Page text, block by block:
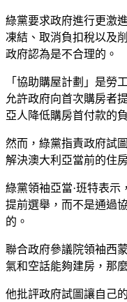
綠黨要求政府進行更激
凍結、取消負扣稅以及
政府認為是不合理的。
「協助購屋計劃」是勞
允許政府向首次購房者
亞人降低購房首付款的
然而，綠黨指責政府試
解決澳大利亞當前的住
綠黨領袖亞當·班特表示
提前選舉，而不是通過
的。
聯合政府參議院領袖西
氣和空話能夠建房，那
他批評政府試圖讓自己